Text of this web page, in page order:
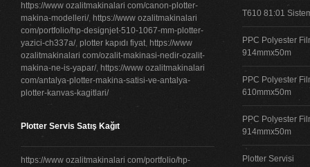
https://www ozalitmakinalari com/canon-plotter-
makina-modelleri/, https://www ozalitmakinalari
com/portfolio/hp-designjet-510-1067-mm-plotter-
yazici-ch337a/, plotter kapıdı fiyat, https://www
ozalitmakinalari com/ozalit-makinasi-nedir-ozalit-
makina-ne-is-yapar/, https://www ozalitmakinalari
com/antalya-plotter-makina-satisi-ve-antalya-
plotter-kanvas-kagitlari/
Plotter Servis Satış Kağıt
https://www ozalitmakinalari com/portfolio/hp-
T610 81:01
PPC Polyester
914mmx50m
PPC Polyester
610mmx50m
PPC Polyester
914mmx50m
Plotter Servisi